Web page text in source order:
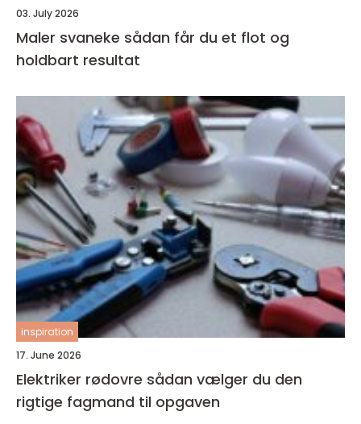
03. July 2026
Maler svaneke sådan får du et flot og
holdbart resultat
inspiration
17. June 2026
Elektriker rødovre sådan vælger du den
rigtige fagmand til opgaven